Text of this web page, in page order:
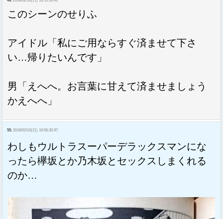
このシーンのせりふ
アイドル「私にご用ならすぐ済ませて下さ
い…帰りたいんです」
男「えへへ。お言葉に甘えて済ませましょう
かえへへ」
55: 2019/02/10(日) 19:56:30.97
わしもウルトラスーパーデラックスマンにな
ったら欅坂とか乃木坂とセックスしまくれる
のか…